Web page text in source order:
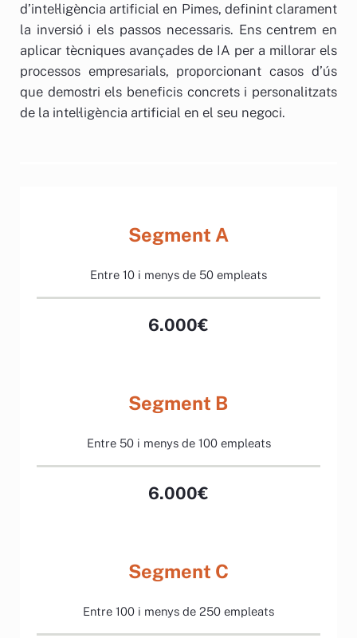
d’intel·ligència artificial en Pimes, definint clarament
la inversió i els passos necessaris. Ens centrem en
aplicar tècniques avançades de IA per a millorar els
processos empresarials, proporcionant casos d’ús
que demostri els beneficis concrets i personalitzats
de la intel·ligència artificial en el seu negoci.
Segment A
Entre 10 i menys de 50 empleats
6.000€
Segment B
Entre 50 i menys de 100 empleats
6.000€
Segment C
Entre 100 i menys de 250 empleats